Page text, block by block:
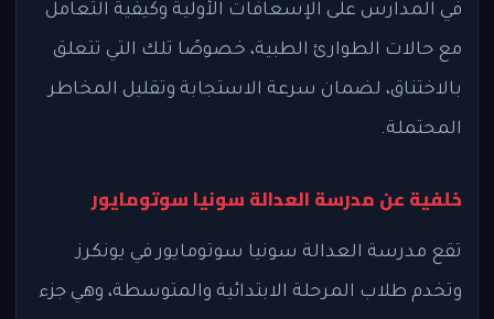
في المدارس على الإسعافات الأولية وكيفية التعامل
مع حالات الطوارئ الطبية، خصوصًا تلك التي تتعلق
بالاختناق، لضمان سرعة الاستجابة وتقليل المخاطر
المحتملة.
خلفية عن مدرسة العدالة سونيا سوتومايور
تقع مدرسة العدالة سونيا سوتومايور في يونكرز
وتخدم طلاب المرحلة الابتدائية والمتوسطة، وهي جزء